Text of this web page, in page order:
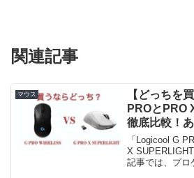
関連記事
マウス
【どっちを
PROとPRO
徹底比較！
の選ぶ基準
「Logicool G
X
記事では、プロ